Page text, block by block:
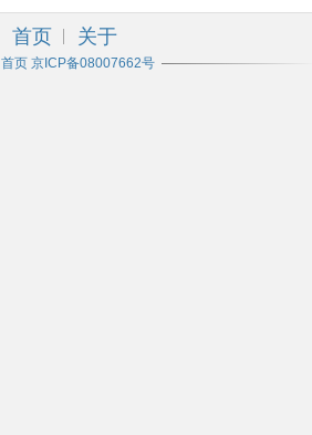
首页 关于
首页 京ICP备08007662号